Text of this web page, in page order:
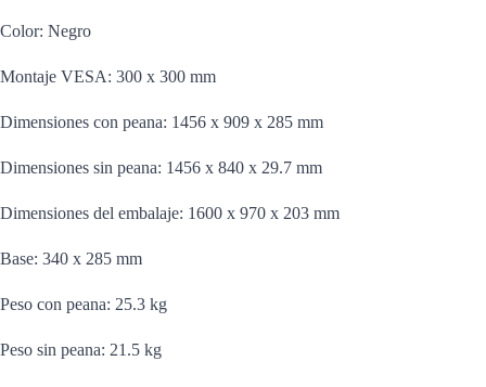
Color: Negro
Montaje VESA: 300 x 300 mm
Dimensiones con peana: 1456 x 909 x 285 mm
Dimensiones sin peana: 1456 x 840 x 29.7 mm
Dimensiones del embalaje: 1600 x 970 x 203 mm
Base: 340 x 285 mm
Peso con peana: 25.3 kg
Peso sin peana: 21.5 kg